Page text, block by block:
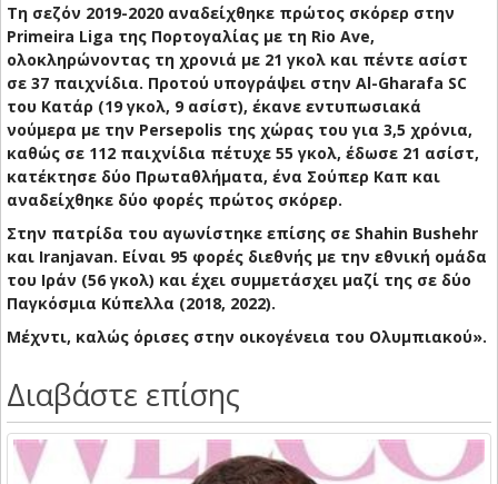
Τη σεζόν 2019-2020 αναδείχθηκε πρώτος σκόρερ στην
Primeira Liga της Πορτογαλίας με τη Rio Ave,
ολοκληρώνοντας τη χρονιά με 21 γκολ και πέντε ασίστ
σε 37 παιχνίδια. Προτού υπογράψει στην Al-Gharafa SC
του Κατάρ (19 γκολ, 9 ασίστ), έκανε εντυπωσιακά
νούμερα με την Persepolis της χώρας του για 3,5 χρόνια,
καθώς σε 112 παιχνίδια πέτυχε 55 γκολ, έδωσε 21 ασίστ,
κατέκτησε δύο Πρωταθλήματα, ένα Σούπερ Καπ και
αναδείχθηκε δύο φορές πρώτος σκόρερ.
Στην πατρίδα του αγωνίστηκε επίσης σε Shahin Bushehr
και Iranjavan. Είναι 95 φορές διεθνής με την εθνική ομάδα
του Ιράν (56 γκολ) και έχει συμμετάσχει μαζί της σε δύο
Παγκόσμια Κύπελλα (2018, 2022).
Μέχντι, καλώς όρισες στην οικογένεια του Ολυμπιακού».
Διαβάστε επίσης